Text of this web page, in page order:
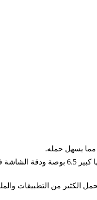
مما يسهل حمله.
الشاشة الخاصة بالهاتف تقدم لك افضل اداء وذلك لان حجمها كبير 6.5 بوصة ودقة
الكثير من التطبيقات